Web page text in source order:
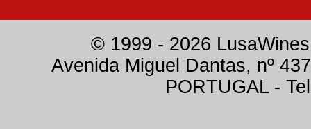
© 1999 - 2026
Avenida Miguel Dantas, nº
PORTUGAL -